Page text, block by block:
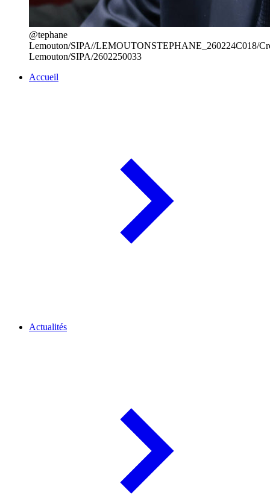
@tephane
Lemouton/SIPA//LEMOUTONSTEPHANE_260224C018/
Lemouton/SIPA/2602250033
Accueil
Actualités